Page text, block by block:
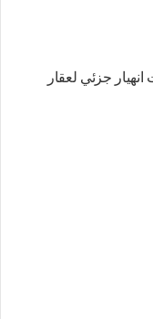
جزئي لعقار